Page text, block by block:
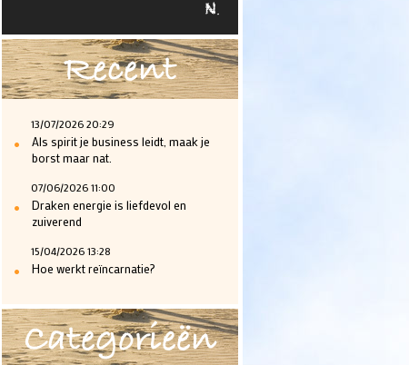
N.
Recent
13/07/2026 20:29
•
Als spirit je business leidt, maak je
borst maar nat.
07/06/2026 11:00
•
Draken energie is liefdevol en
zuiverend
15/04/2026 13:28
• Hoe werkt reïncarnatie?
Categorieën